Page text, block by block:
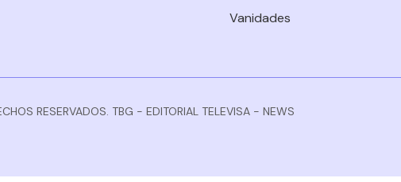
Vanidades
RESERVADOS. TBG - EDITORIAL TELEVISA - NEWS